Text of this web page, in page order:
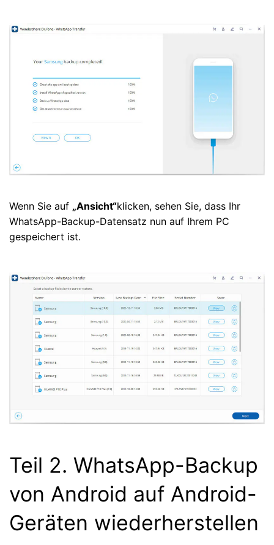
Wenn Sie auf „Ansicht“klicken, sehen Sie, dass Ihr
WhatsApp-Backup-Datensatz nun auf Ihrem PC
gespeichert ist.
Teil 2. WhatsApp-Backup
von Android auf Android-
Geräten wiederherstellen